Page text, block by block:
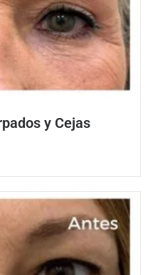
y Cejas